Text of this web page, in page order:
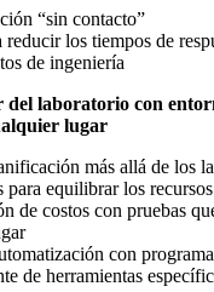
“sin contacto”
los tiempos de
de ingeniería
del laboratorio con
lugar
más allá de los
para equilibrar los
de costos con pruebas
con
de herramientas